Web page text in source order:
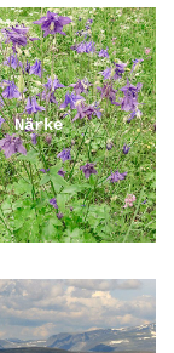
Närke